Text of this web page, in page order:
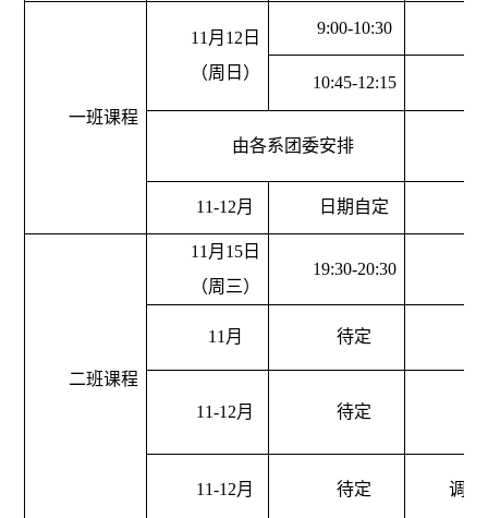
一班课程
11月12日
（周日）
9:00-10:30
10:45-12:15
由各系团委安排
11-12月 日期自定
二班课程
11月15日
（周三）
19:30-20:30
11月 待定
11-12月 待定
11-12月 待定 调查